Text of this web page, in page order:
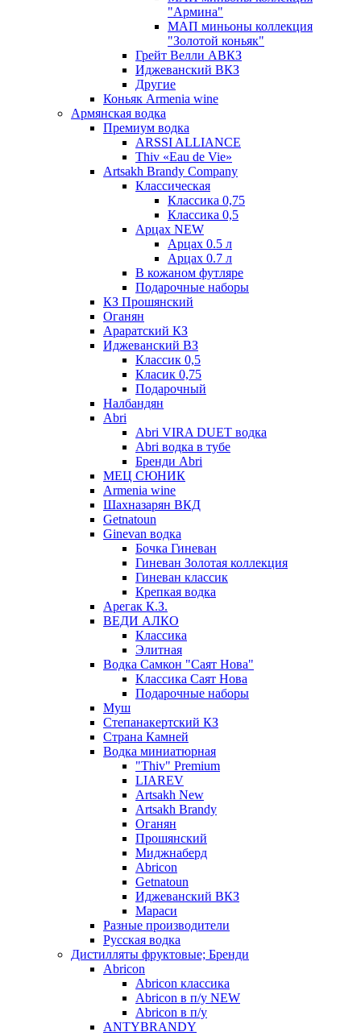
"Армина"
МАП миньоны коллекция
"Золотой коньяк"
Грейт Велли АВКЗ
Иджеванский ВКЗ
Другие
Коньяк Armenia wine
Армянская водка
Премиум водка
ARSSI ALLIANCE
Thiv «Eau de Vie»
Artsakh Brandy Company
Классическая
Классика 0,75
Классика 0,5
Арцах NEW
Арцах 0.5 л
Арцах 0.7 л
В кожаном футляре
Подарочные наборы
КЗ Прошянский
Оганян
Араратский КЗ
Иджеванский ВЗ
Классик 0,5
Класик 0,75
Подарочный
Налбандян
Abri
Abri VIRA DUET водка
Abri водка в тубе
Бренди Abri
МЕЦ СЮНИК
Armenia wine
Шахназарян ВКД
Getnatoun
Ginevan водка
Бочка Гиневан
Гиневан Золотая коллекция
Гиневан классик
Крепкая водка
Арегак К.З.
ВЕДИ АЛКО
Классика
Элитная
Водка Самкон "Саят Нова"
Классика Саят Нова
Подарочные наборы
Муш
Степанакертский КЗ
Страна Камней
Водка миниатюрная
"Thiv" Premium
LIAREV
Artsakh New
Artsakh Brandy
Оганян
Прошянский
Миджнаберд
Abricon
Getnatoun
Иджеванский ВКЗ
Мараси
Разные производители
Русская водка
Дистилляты фруктовые; Бренди
Abricon
Abricon классика
Abricon в п/у NEW
Abricon в п/у
ANTYBRANDY